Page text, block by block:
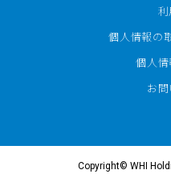
利
個人情報の
個人
お問
Copyright© WHI